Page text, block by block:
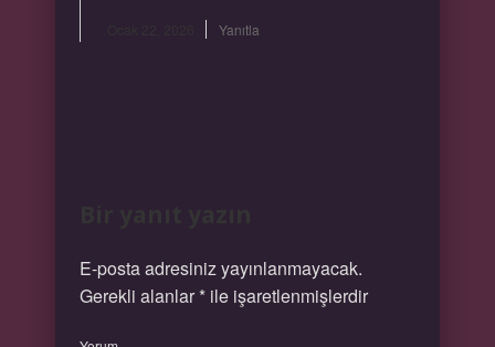
Yanıtla
E-posta adresiniz yayınlanmayacak.
Gerekli alanlar*ile işaretlenmişlerdir